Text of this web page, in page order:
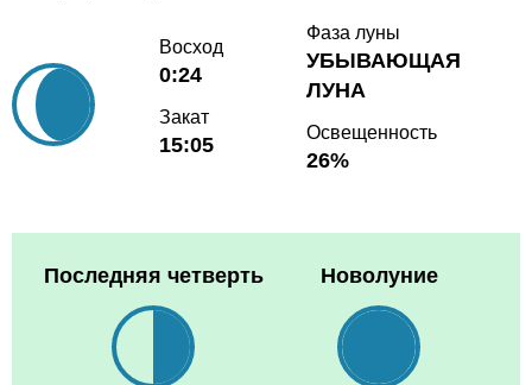
Восход
0:24
Закат
15:05
Фаза луны
УБЫВАЮЩАЯ
ЛУНА
Освещенность
26%
Последняя четверть Новолуние